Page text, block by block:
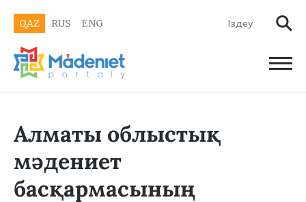
QAZ RUS ENG
Алматы облыстық
мәдениет
басқармасының